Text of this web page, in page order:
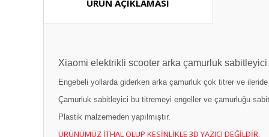
ÜRÜN AÇIKLAMASI
Xiaomi elektrikli scooter arka çamurluk sabitleyici
Engebeli yollarda giderken arka çamurluk çok titrer ve
Çamurluk sabitleyici bu titremeyi engeller ve çamurluğu
Plastik malzemeden yapılmıştır.
ÜRÜNÜMÜZ İTHAL OLUP KESİNLİKLE 3D YAZICI DEĞİLDİR.